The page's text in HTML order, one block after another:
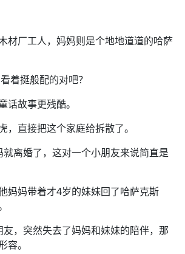
材厂工人，妈妈则是个地地道道的哈萨
着挺般配的对吧？
话故事更残酷。
，直接把这个家庭给拆散了。
离婚了，这对一个小朋友来说简直是
妈妈带着才4岁的妹妹回了哈萨克斯
，突然失去了妈妈和妹妹的陪伴，那
容。